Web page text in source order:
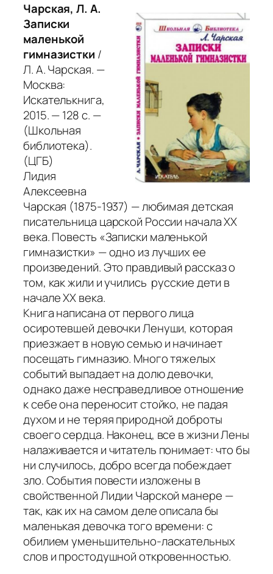
Чарская, Л. А.
Записки
маленькой
гимназистки /
Л. А. Чарская. —
Москва:
Искателькнига,
2015. — 128 с. —
(Школьная
библиотека).
(ЦГБ)
Лидия
Алексеевна
Чарская (1875-1937) — любимая детская
писательница царской России начала ХХ
века. Повесть «Записки маленькой
гимназистки» — одно из лучших ее
произведений. Это правдивый рассказ о
том, как жили и учились русские дети в
начале XX века.
Книга написана от первого лица
осиротевшей девочки Ленуши, которая
приезжает в новую семью и начинает
посещать гимназию. Много тяжелых
событий выпадает на долю девочки,
однако даже несправедливое отношение
к себе она переносит стойко, не падая
духом и не теряя природной доброты
своего сердца. Наконец, все в жизни Лены
налаживается и читатель понимает: что бы
ни случилось, добро всегда побеждает
зло. События повести изложены в
свойственной Лидии Чарской манере —
так, как их на самом деле описала бы
маленькая девочка того времени: с
обилием уменьшительно-ласкательных
слов и простодушной откровенностью.